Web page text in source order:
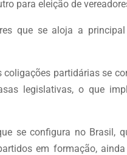
para eleição de
que se aloja a
coligações partidárias se
legislativas, o que
se configura no Brasil,
em formação,